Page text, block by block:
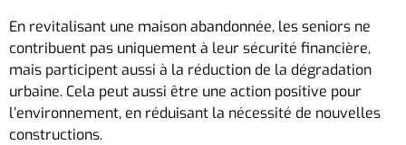
En revitalisant une maison abandonnée, les seniors ne
contribuent pas uniquement à leur sécurité financière,
mais participent aussi à la réduction de la dégradation
urbaine. Cela peut aussi être une action positive pour
l’environnement, en réduisant la nécessité de nouvelles
constructions.